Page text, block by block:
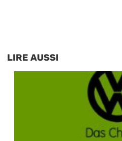
LIRE AUSSI